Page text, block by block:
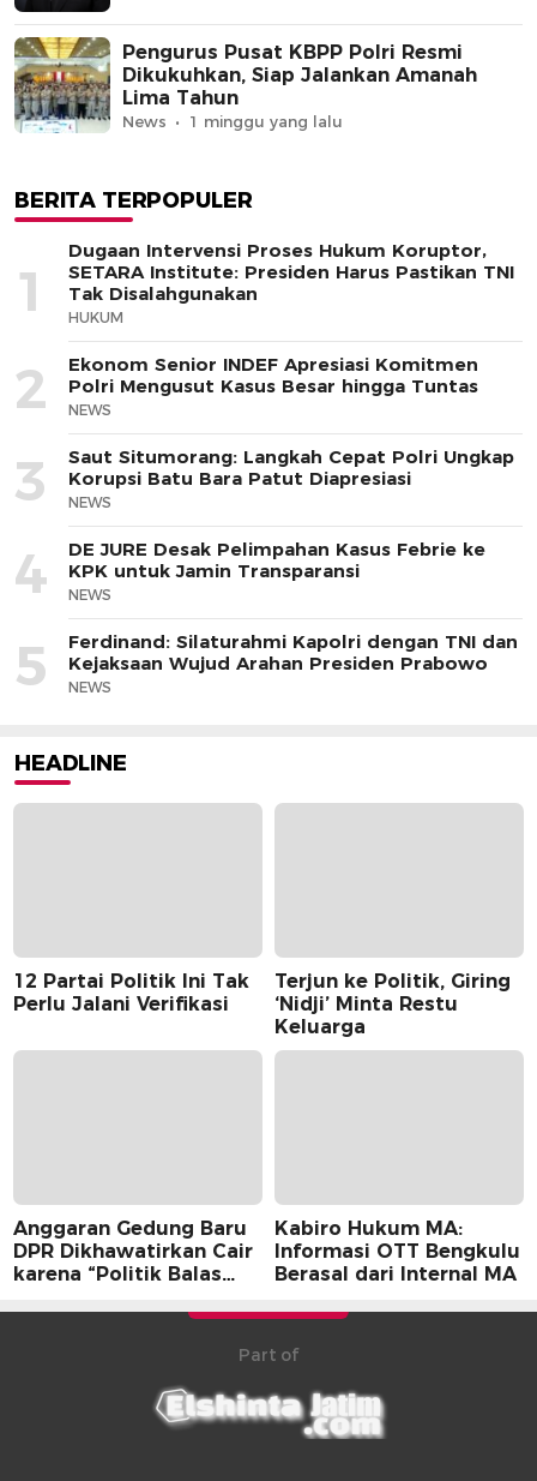
Pengurus Pusat KBPP Polri Resmi
Dikukuhkan, Siap Jalankan Amanah
Lima Tahun
News 1 minggu yang lalu
BERITA TERPOPULER
1
Dugaan Intervensi Proses Hukum Koruptor,
SETARA Institute: Presiden Harus Pastikan TNI
Tak Disalahgunakan
HUKUM
2
Ekonom Senior INDEF Apresiasi Komitmen
Polri Mengusut Kasus Besar hingga Tuntas
NEWS
3
Saut Situmorang: Langkah Cepat Polri Ungkap
Korupsi Batu Bara Patut Diapresiasi
NEWS
4
DE JURE Desak Pelimpahan Kasus Febrie ke
KPK untuk Jamin Transparansi
NEWS
5
Ferdinand: Silaturahmi Kapolri dengan TNI dan
Kejaksaan Wujud Arahan Presiden Prabowo
NEWS
HEADLINE
12 Partai Politik Ini Tak
Perlu Jalani Verifikasi
Terjun ke Politik, Giring
‘Nidji’ Minta Restu
Keluarga
Anggaran Gedung Baru
DPR Dikhawatirkan Cair
karena “Politik Balas
Kabiro Hukum MA:
Informasi OTT Bengkulu
Berasal dari Internal MA
Part of